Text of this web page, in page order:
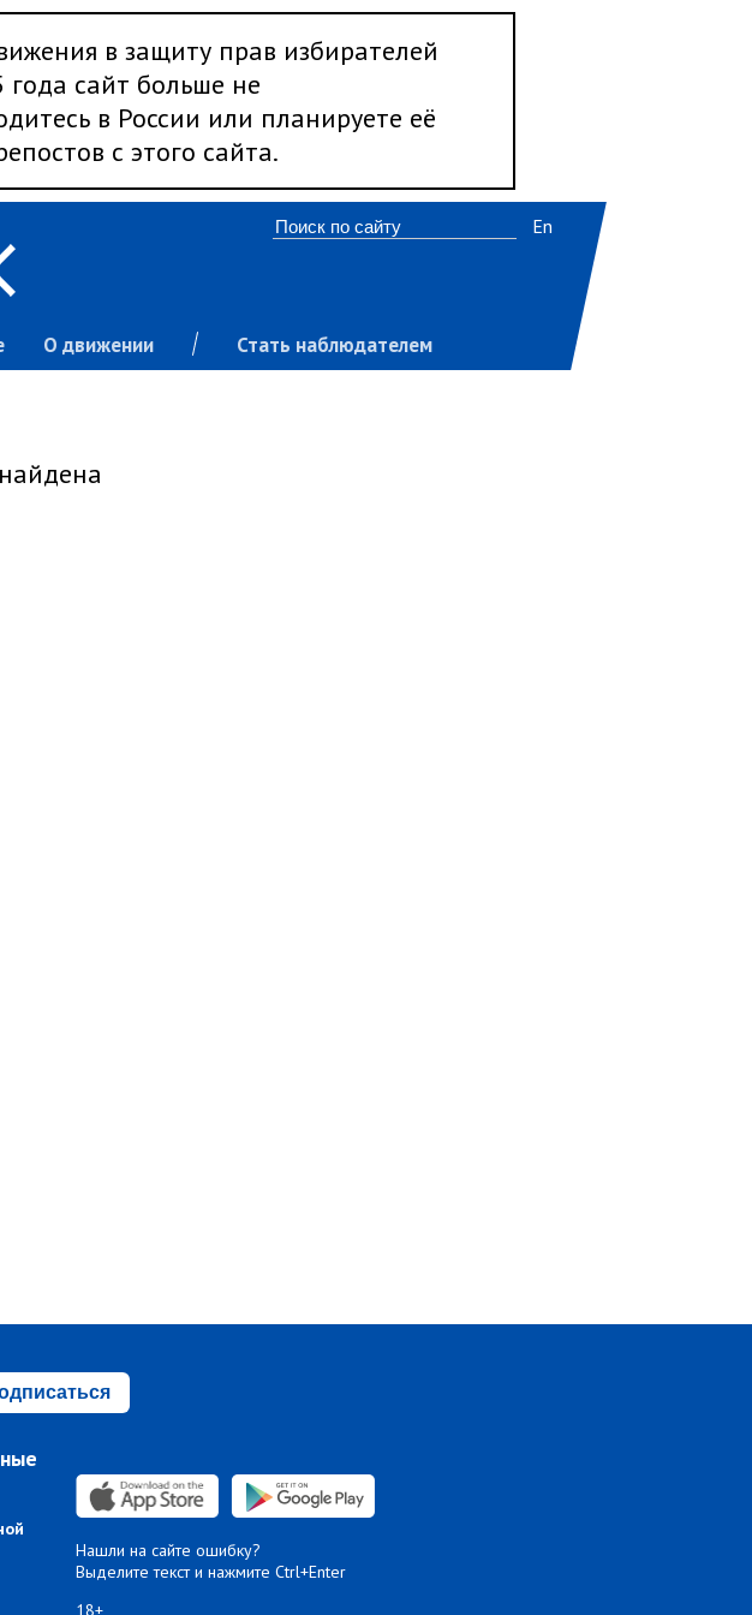
в защиту прав избирателей
года сайт больше не
в России или планируете её
с этого сайта.
О движении Стать наблюдателем
En
Нашли на сайте ошибку?
Выделите текст и нажмите Ctrl+Enter
18+